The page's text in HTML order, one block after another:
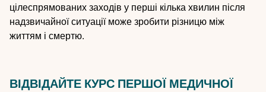
цілеспрямованих заходів у перші кілька хвилин після
надзвичайної ситуації може зробити різницю між
життям і смертю.
ВІДВІДАЙТЕ КУРС ПЕРШОЇ МЕДИЧНОЇ